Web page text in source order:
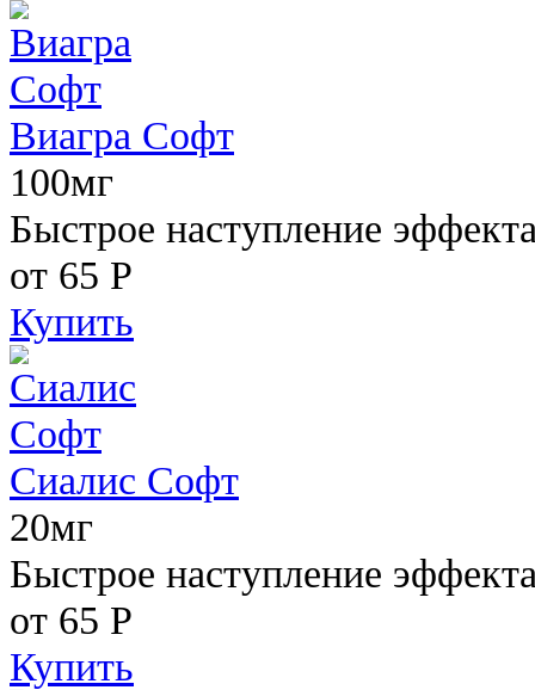
Виагра Софт
100мг
Быстрое наступление
от 65 Р
Купить
Сиалис Софт
20мг
Быстрое наступление
от 65 Р
Купить